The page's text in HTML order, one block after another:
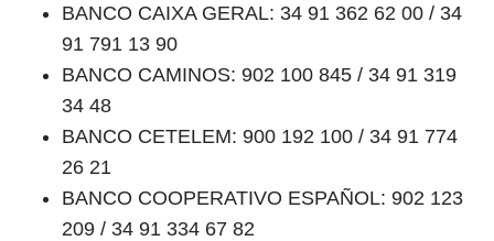
BANCO CAIXA GERAL: 34 91 362 62 00 / 34
91 791 13 90
BANCO CAMINOS: 902 100 845 / 34 91 319
34 48
BANCO CETELEM: 900 192 100 / 34 91 774
26 21
BANCO COOPERATIVO ESPAÑOL: 902 123
209 / 34 91 334 67 82